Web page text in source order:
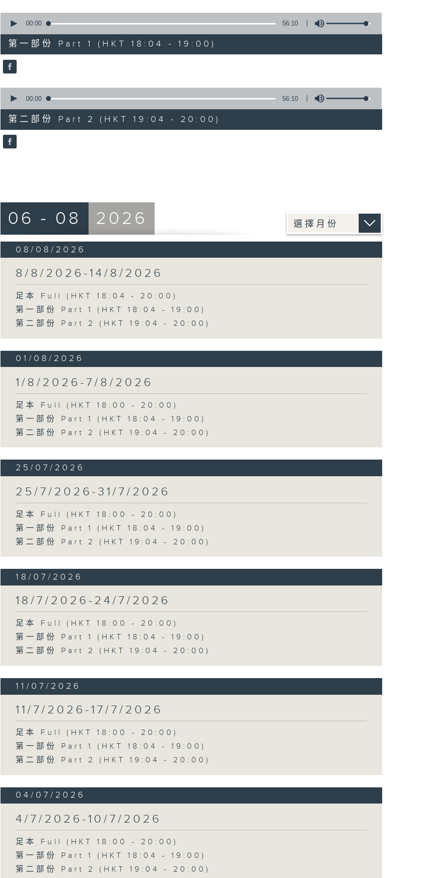
90%
seconds
56
minutes,
10
seconds
90%
00:00 56:10
第一部份 Part 1 (HKT 18:04 - 19:00)
seconds
56
minutes,
10
seconds
90%
00:00 56:10
第二部份 Part 2 (HKT 19:04 - 20:00)
06 - 08 2026
08/08/2026
8/8/2026-14/8/2026
足本 Full (HKT 18:04 - 20:00)
第一部份 Part 1 (HKT 18:04 - 19:00)
第二部份 Part 2 (HKT 19:04 - 20:00)
01/08/2026
1/8/2026-7/8/2026
足本 Full (HKT 18:00 - 20:00)
第一部份 Part 1 (HKT 18:04 - 19:00)
第二部份 Part 2 (HKT 19:04 - 20:00)
25/07/2026
25/7/2026-31/7/2026
足本 Full (HKT 18:00 - 20:00)
第一部份 Part 1 (HKT 18:04 - 19:00)
第二部份 Part 2 (HKT 19:04 - 20:00)
18/07/2026
18/7/2026-24/7/2026
足本 Full (HKT 18:00 - 20:00)
第一部份 Part 1 (HKT 18:04 - 19:00)
第二部份 Part 2 (HKT 19:04 - 20:00)
11/07/2026
11/7/2026-17/7/2026
足本 Full (HKT 18:00 - 20:00)
第一部份 Part 1 (HKT 18:04 - 19:00)
第二部份 Part 2 (HKT 19:04 - 20:00)
04/07/2026
4/7/2026-10/7/2026
足本 Full (HKT 18:00 - 20:00)
第一部份 Part 1 (HKT 18:04 - 19:00)
第二部份 Part 2 (HKT 19:04 - 20:00)